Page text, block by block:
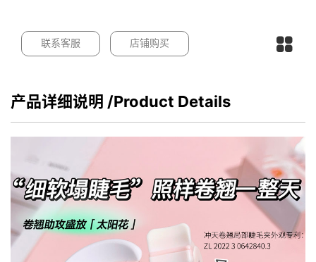
联系客服 店铺购买
产品详细说明 /Product Details